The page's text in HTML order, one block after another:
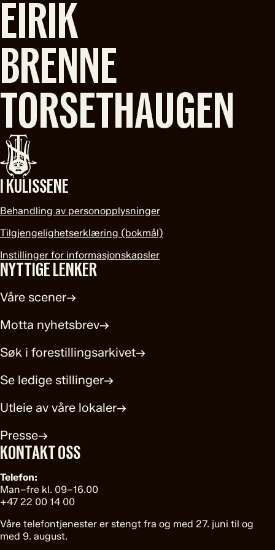
EIRIK
BRENNE
TORSETHAUGEN
I KULISSENE
Behandling av personopplysninger
Tilgjengelighetserklæring (bokmål)
Instillinger for informasjonskapsler
NYTTIGE LENKER
Våre scener→
Motta nyhetsbrev→
Søk i forestillingsarkivet→
Se ledige stillinger→
Utleie av våre lokaler→
Presse→
KONTAKT OSS
Telefon:
Man–fre kl. 09–16.00
+47 22 00 14 00
Våre telefontjenester er stengt fra og med 27. juni til og
med 9. august.